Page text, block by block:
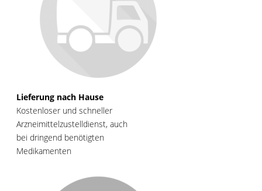
Lieferung nach Hause
Kostenloser und schneller
Arzneimittelzustelldienst, auch
bei dringend benötigten
Medikamenten